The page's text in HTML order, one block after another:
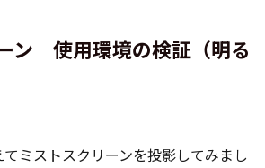
ン 使用環境の検証（明る
ミストスクリーンを投影してみまし